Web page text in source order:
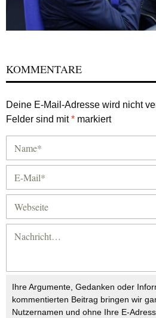
KOMMENTARE
Deine E-Mail-Adresse wird nicht
Felder sind mit* markiert
Ihre Argumente, Gedanken oder
kommentierten Beitrag bringen wir
Nutzernamen und ohne Ihre E-